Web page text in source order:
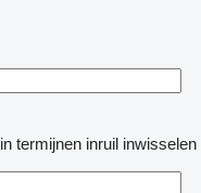
in termijnen inruil inwisselen